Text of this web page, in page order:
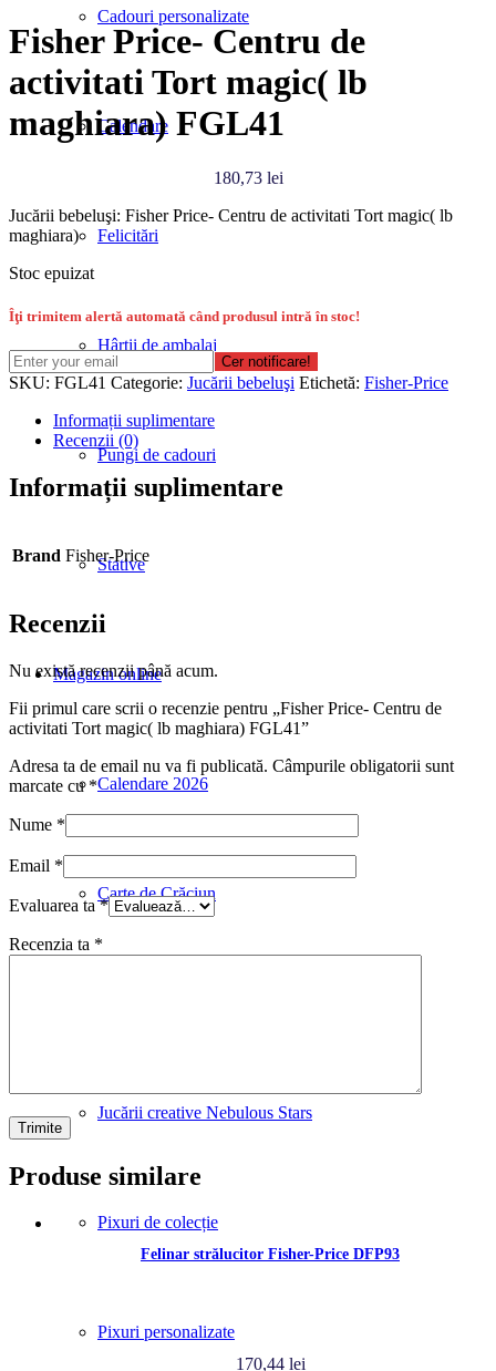
Cadouri personalizate
Calendare
Felicitări
Hârtii de ambalaj
Pungi de cadouri
Stative
Magazin online
Calendare 2026
Carte de Crăciun
Jucării creative Nebulous Stars
Pixuri de colecție
Pixuri personalizate
Fisher Price- Centru de
activitati Tort magic( lb
maghiara) FGL41
180,73 lei
Jucării bebeluşi: Fisher Price- Centru de activitati Tort magic( lb
maghiara)
Stoc epuizat
Îţi trimitem alertă automată când produsul intră în stoc!
Cer notificare!
SKU: FGL41 Categorie: Jucării bebeluşi Etichetă: Fisher-Price
Informații suplimentare
Recenzii (0)
Informații suplimentare
Brand Fisher-Price
Recenzii
Nu există recenzii până acum.
Fii primul care scrii o recenzie pentru „Fisher Price- Centru de
activitati Tort magic( lb maghiara) FGL41”
Adresa ta de email nu va fi publicată. Câmpurile obligatorii sunt
marcate cu*
Nume *
Email *
Evaluarea ta*
Recenzia ta *
Produse similare
Felinar strălucitor Fisher-Price DFP93
170,44 lei